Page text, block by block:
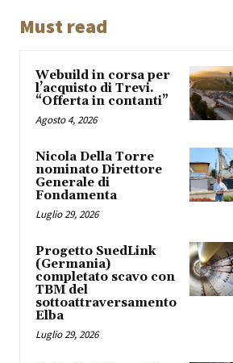
Must read
Webuild in corsa per
l’acquisto di Trevi.
“Offerta in contanti”
Agosto 4, 2026
Nicola Della Torre
nominato Direttore
Generale di
Fondamenta
Luglio 29, 2026
Progetto SuedLink
(Germania)
completato scavo con
TBM del
sottoattraversamento
Elba
Luglio 29, 2026